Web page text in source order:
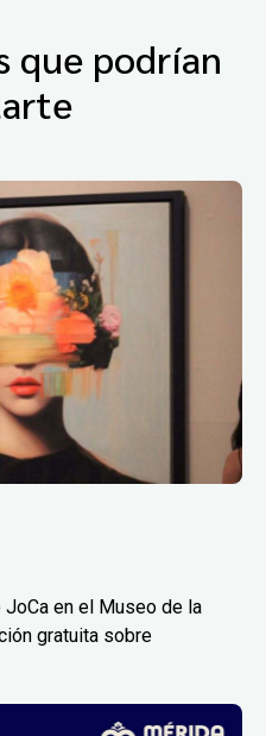
que podrían
JoCa en el Museo de la
gratuita sobre